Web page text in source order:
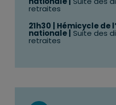
retraites
21h30
| Hémicycle de
nationale | Suite des
retraites